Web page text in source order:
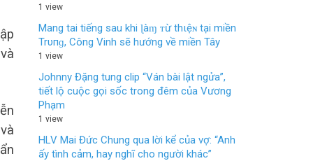
1 view
Mang tai tiếng sau khi ɭàɱ ᴛừ thιệɴ tại miền
Trυпɡ, Công Vinh sẽ hướng về miền Tây
1 view
Johnny Đặng tung clip “Ván bài lật ngửa”,
tiết lộ cuộc gọi sốc trong đêm của Vương
Phạm
1 view
HLV Mai Đức Chung qua lời kể của vợ: “Anh
ấy tình cảm, hay nghĩ cho người khác”